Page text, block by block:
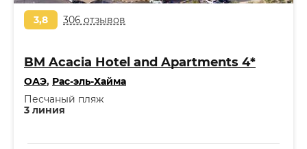
3,8 306 отзывов
BM Acacia Hotel and Apartments 4*
ОАЭ, Рас-эль-Хайма
3 линия
Песчаный пляж